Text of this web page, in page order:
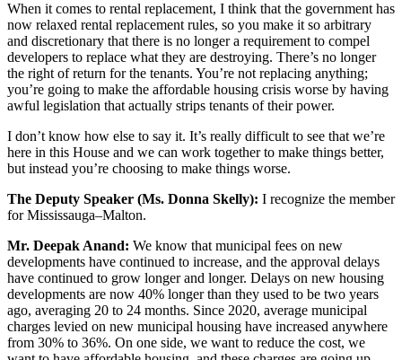
When it comes to rental replacement, I think that the government has
now relaxed rental replacement rules, so you make it so arbitrary
and discretionary that there is no longer a requirement to compel
developers to replace what they are destroying. There’s no longer
the right of return for the tenants. You’re not replacing anything;
you’re going to make the affordable housing crisis worse by having
awful legislation that actually strips tenants of their power.
I don’t know how else to say it. It’s really difficult to see that we’re
here in this House and we can work together to make things better,
but instead you’re choosing to make things worse.
The Deputy Speaker (Ms. Donna Skelly): I recognize the member
for Mississauga–Malton.
Mr. Deepak Anand: We know that municipal fees on new
developments have continued to increase, and the approval delays
have continued to grow longer and longer. Delays on new housing
developments are now 40% longer than they used to be two years
ago, averaging 20 to 24 months. Since 2020, average municipal
charges levied on new municipal housing have increased anywhere
from 30% to 36%. On one side, we want to reduce the cost, we